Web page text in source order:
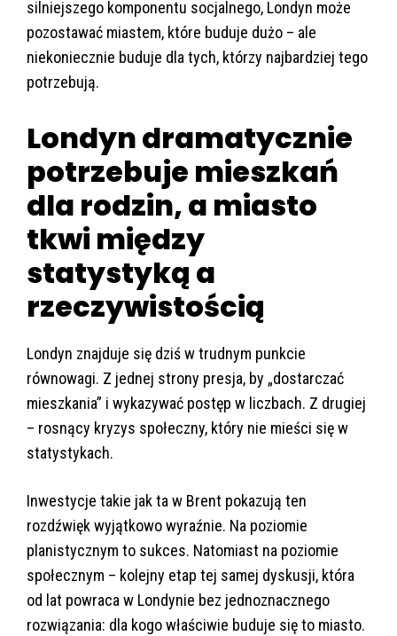
silniejszego komponentu socjalnego, Londyn może
pozostawać miastem, które buduje dużo – ale
niekoniecznie buduje dla tych, którzy najbardziej tego
potrzebują.
Londyn dramatycznie
potrzebuje mieszkań
dla rodzin, a miasto
tkwi między
statystyką a
rzeczywistością
Londyn znajduje się dziś w trudnym punkcie
równowagi. Z jednej strony presja, by „dostarczać
mieszkania” i wykazywać postęp w liczbach. Z drugiej
– rosnący kryzys społeczny, który nie mieści się w
statystykach.
Inwestycje takie jak ta w Brent pokazują ten
rozdźwięk wyjątkowo wyraźnie. Na poziomie
planistycznym to sukces. Natomiast na poziomie
społecznym – kolejny etap tej samej dyskusji, która
od lat powraca w Londynie bez jednoznacznego
rozwiązania: dla kogo właściwie buduje się to miasto.